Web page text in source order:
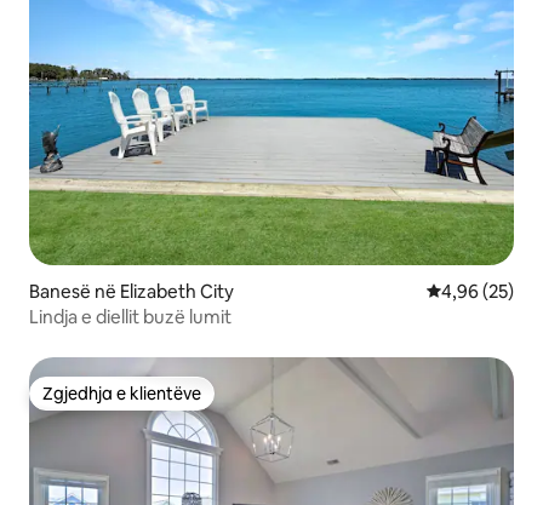
Banesë në Elizabeth City Vlerësimi
4,96 (25)
Lindja e diellit buzë lumit
Zgjedhja e klientëve
Zgjedhja e klientëve